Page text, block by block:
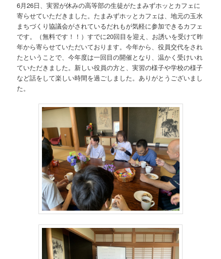
6月26日、実習が休みの高等部の生徒がたまみずホッとカフェに
寄らせていただきました。たまみずホッとカフェは、地元の玉水
まちづくり協議会がされているだれもが気軽に参加できるカフェ
です。（無料です！！）すでに20回目を迎え、お誘いを受けて昨
年から寄らせていただいております。今年から、役員交代をされ
たということで、今年度は一回目の開催となり、温かく受けいれ
ていただきました。新しい役員の方と、実習の様子や学校の様子
など話をして楽しい時間を過ごしました。ありがとうございまし
た。